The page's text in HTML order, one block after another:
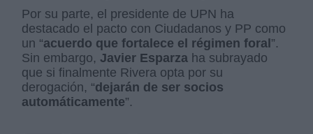
Por su parte, el presidente de UPN ha
destacado el pacto con Ciudadanos y PP como
un “acuerdo que fortalece el régimen foral”.
Sin embargo, Javier Esparza ha subrayado
que si finalmente Rivera opta por su
derogación, “dejarán de ser socios
automáticamente”.